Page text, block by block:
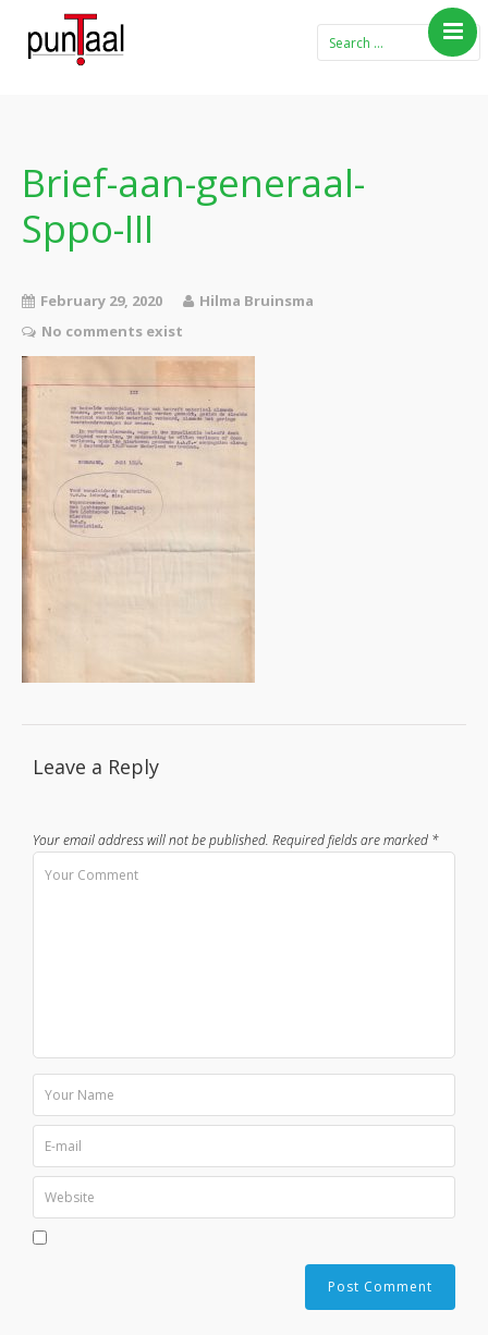
Boeken
Verhalen
Contact
Brief-aan-generaal-
Sppo-III
February 29, 2020
Hilma Bruinsma
No comments exist
Leave a Reply
Your email address will not be published. Required fields are marked *